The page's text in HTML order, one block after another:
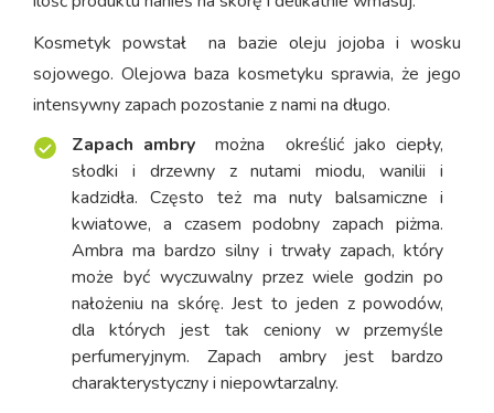
Kosmetyk powstał na bazie oleju jojoba i wosku
sojowego. Olejowa baza kosmetyku sprawia, że jego
intensywny zapach pozostanie z nami na długo.
Zapach ambry można określić jako ciepły,
słodki i drzewny z nutami miodu, wanilii i
kadzidła. Często też ma nuty balsamiczne i
kwiatowe, a czasem podobny zapach piżma.
Ambra ma bardzo silny i trwały zapach, który
może być wyczuwalny przez wiele godzin po
nałożeniu na skórę. Jest to jeden z powodów,
dla których jest tak ceniony w przemyśle
perfumeryjnym. Zapach ambry jest bardzo
charakterystyczny i niepowtarzalny.